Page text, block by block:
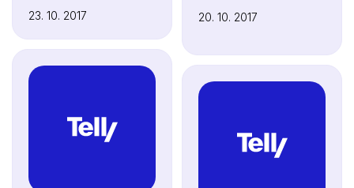
23. 10. 2017 20. 10. 2017